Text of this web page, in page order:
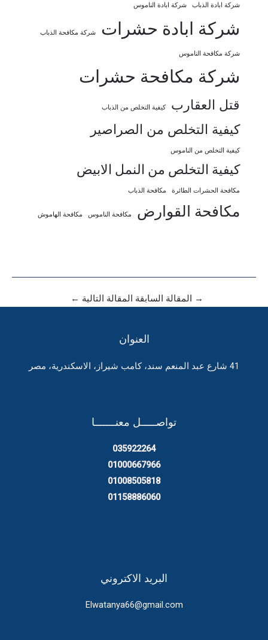
شركة ابادة الذباب شركة ابادة الناموس
شركة ابادة حشرات شركة مكافحة الذباب
شركة مكافحة الناموس
شركة مكافحة حشرات
قتل العقارب كيفية التخلص من الذباب
كيفية التخلص من الصراصير
كيفية التخلص من الناموس
كيفية التخلص من النمل الابيض
مكافحة الحشرات الطائرة مكافحة الذباب
مكافحة القوارض مكافحة الناموس مكافحة الهاموش
→ المقالة السابقة المقالة التالية ←
العنوان
41 شارع عبد المنعم سند، كامب شيراز، الاسكندرية، مصر
تواصـــــل معنـــــــا
035922264
01000667966
01008505818
01158886060
البريد الاكتروني
Elwatanya66@gmail.com